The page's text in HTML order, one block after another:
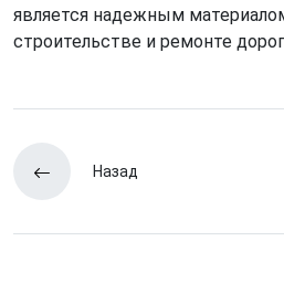
является надежным
строительстве и ремонте
Назад